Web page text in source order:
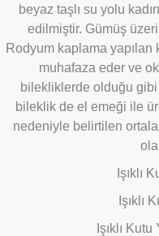
beyaz taşlı su yolu
edilmiştir. Gümüş
Rodyum kaplama yapılan
muhafaza eder ve
bilekliklerde olduğu gibi
bileklik de el emeği ile
nedeniyle belirtilen
Işıklı
Işıklı
Işıklı